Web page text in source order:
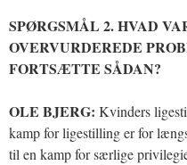
SPØRGSMÅL 2. HVAD
OVERVURDEREDE
FORTSÆTTE SÅDAN?
OLE BJERG: Kvinders
kamp for ligestilling er for
til en kamp for særlige